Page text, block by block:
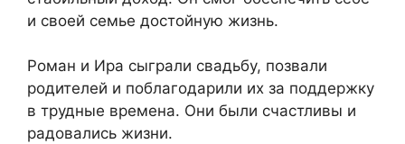
и своей семье достойную жизнь.
Роман и Ира сыграли свадьбу, позвали
родителей и поблагодарили их за поддержку
в трудные времена. Они были счастливы и
радовались жизни.